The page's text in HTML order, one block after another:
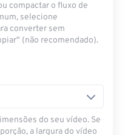
compactar o fluxo de
selecione
converter sem
(não recomendado).
do seu vídeo. Se
a largura do vídeo